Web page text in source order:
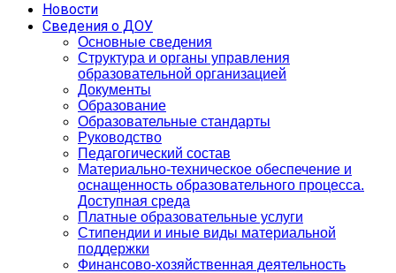
Новости
Сведения о ДОУ
Основные сведения
Структура и органы управления
образовательной организацией
Документы
Образование
Образовательные стандарты
Руководство
Педагогический состав
Материально-техническое обеспечение и
оснащенность образовательного процесса.
Доступная среда
Платные образовательные услуги
Стипендии и иные виды материальной
поддержки
Финансово-хозяйственная деятельность